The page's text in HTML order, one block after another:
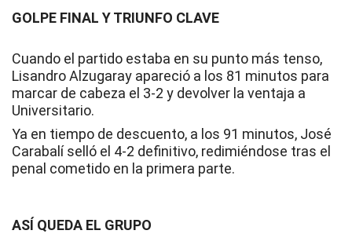
GOLPE FINAL Y TRIUNFO CLAVE
Cuando el partido estaba en su punto más tenso,
Lisandro Alzugaray apareció a los 81 minutos para
marcar de cabeza el 3-2 y devolver la ventaja a
Universitario.
Ya en tiempo de descuento, a los 91 minutos, José
Carabalí selló el 4-2 definitivo, redimiéndose tras el
penal cometido en la primera parte.
ASÍ QUEDA EL GRUPO